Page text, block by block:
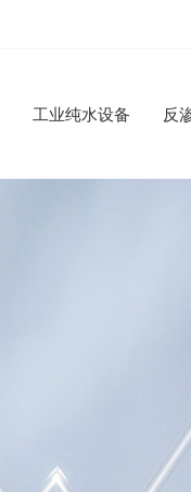
工业纯水设备 反